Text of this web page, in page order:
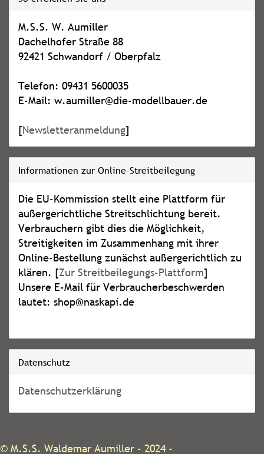
M.S.S. W. Aumiller
Dachelhofer Straße 88
92421 Schwandorf / Oberpfalz
Telefon: 09431 5600035
E-Mail: w.aumiller@die-modellbauer.de
[Newsletteranmeldung]
Informationen zur Online-Streitbeilegung
Die EU-Kommission stellt eine Plattform für
außergerichtliche Streitschlichtung bereit.
Verbrauchern gibt dies die Möglichkeit,
Streitigkeiten im Zusammenhang mit ihrer
Online-Bestellung zunächst außergerichtlich zu
klären. [Zur Streitbeilegungs-Plattform]
Unsere E-Mail für Verbraucherbeschwerden
lautet: shop@naskapi.de
Datenschutz
Datenschutzerklärung
© M.S.S. Waldemar Aumiller - 2024 -